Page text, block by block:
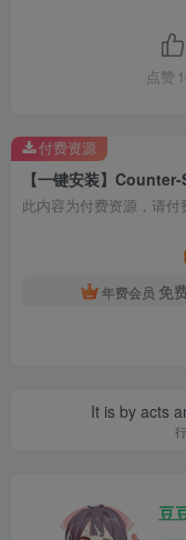
点赞
此内容为付费资源，请付
年费会员 免
付费资源
It is by acts
豆